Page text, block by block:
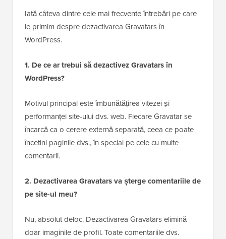
Iată câteva dintre cele mai frecvente întrebări pe care
le primim despre dezactivarea Gravatars în
WordPress.
1. De ce ar trebui să dezactivez Gravatars în
WordPress?
Motivul principal este îmbunătățirea vitezei și
performanței site-ului dvs. web. Fiecare Gravatar se
încarcă ca o cerere externă separată, ceea ce poate
încetini paginile dvs., în special pe cele cu multe
comentarii.
2. Dezactivarea Gravatars va șterge comentariile de
pe site-ul meu?
Nu, absolut deloc. Dezactivarea Gravatars elimină
doar imaginile de profil. Toate comentariile dvs.